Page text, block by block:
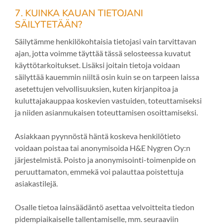
7. KUINKA KAUAN TIETOJANI
SÄILYTETÄÄN?
Säilytämme henkilökohtaisia tietojasi vain tarvittavan
ajan, jotta voimme täyttää tässä selosteessa kuvatut
käyttötarkoitukset. Lisäksi joitain tietoja voidaan
säilyttää kauemmin niiltä osin kuin se on tarpeen laissa
asetettujen velvollisuuksien, kuten kirjanpitoa ja
kuluttajakauppaa koskevien vastuiden, toteuttamiseksi
ja niiden asianmukaisen toteuttamisen osoittamiseksi.
Asiakkaan pyynnöstä häntä koskeva henkilötieto
voidaan poistaa tai anonymisoida H&E Nygren Oy:n
järjestelmistä. Poisto ja anonymisointi-toimenpide on
peruuttamaton, emmekä voi palauttaa poistettuja
asiakastilejä.
Osalle tietoa lainsäädäntö asettaa velvoitteita tiedon
pidempiaikaiselle tallentamiselle, mm. seuraaviin